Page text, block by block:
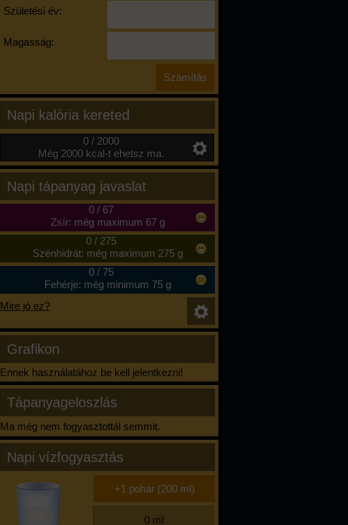
Születési év:
Magasság:
Napi kalória kereted
0 / 2000
Még 2000 kcal-t ehetsz ma.
Napi tápanyag javaslat
0/ 67
Zsír: még maximum 67 g
0/ 275
Szénhidrát: még maximum 275 g
0/ 75
Fehérje: még minimum 75 g
Mire jó ez?
Grafikon
Ennek használatához be kell jelentkezni!
Tápanyageloszlás
Ma még nem fogyasztottál semmit.
Napi vízfogyasztás